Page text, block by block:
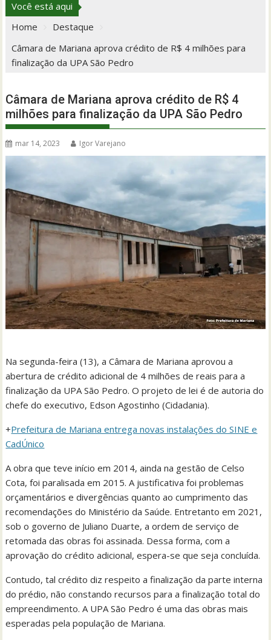
Você está aqui
Home
Destaque
Câmara de Mariana aprova crédito de R$ 4 milhões para
finalização da UPA São Pedro
Câmara de Mariana aprova crédito de R$ 4
milhões para finalização da UPA São Pedro
mar 14, 2023 Igor Varejano
Na segunda-feira (13), a Câmara de Mariana aprovou a
abertura de crédito adicional de 4 milhões de reais para a
finalização da UPA São Pedro. O projeto de lei é de autoria do
chefe do executivo, Edson Agostinho (Cidadania).
+Prefeitura de Mariana entrega novas instalações do SINE e
CadÚnico
A obra que teve início em 2014, ainda na gestão de Celso
Cota, foi paralisada em 2015. A justificativa foi problemas
orçamentários e divergências quanto ao cumprimento das
recomendações do Ministério da Saúde. Entretanto em 2021,
sob o governo de Juliano Duarte, a ordem de serviço de
retomada das obras foi assinada. Dessa forma, com a
aprovação do crédito adicional, espera-se que seja concluída.
Contudo, tal crédito diz respeito a finalização da parte interna
do prédio, não constando recursos para a finalização total do
empreendimento. A UPA São Pedro é uma das obras mais
esperadas pela população de Mariana.